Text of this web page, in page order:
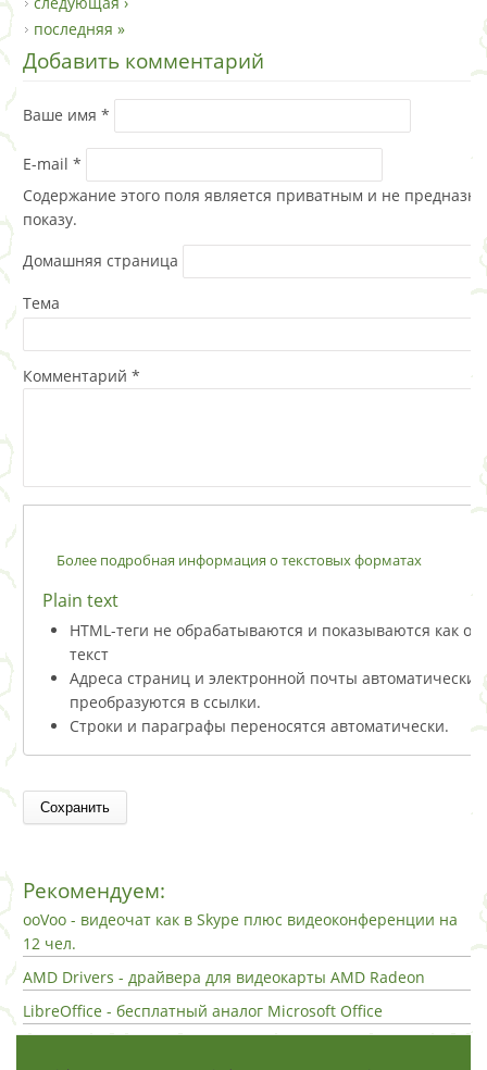
последняя »
Добавить комментарий
Ваше имя *
E-mail *
Содержание этого поля является приватным и не
показу.
Домашняя страница
Тема
Комментарий *
Более подробная информация о текстовых форматах
Plain text
HTML-теги не обрабатываются и показываются как
текст
Адреса страниц и электронной почты автоматически
преобразуются в ссылки.
Строки и параграфы переносятся автоматически.
Рекомендуем:
ooVoo - видеочат как в Skype плюс видеоконференции на
12 чел.
AMD Drivers - драйвера для видеокарты AMD Radeon
LibreOffice - бесплатный аналог Microsoft Office